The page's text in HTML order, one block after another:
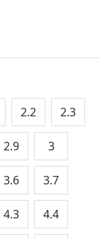
2.2 2.3
2.9 3
3.6 3.7
4.3 4.4